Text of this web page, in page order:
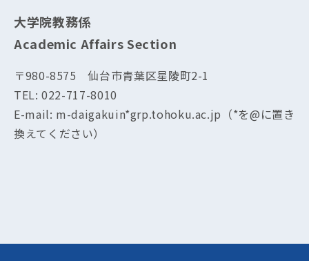
大学院教務係
Academic Affairs Section
〒980-8575 仙台市青葉区星陵町2-1
TEL: 022-717-8010
E-mail: m-daigakuin*grp.tohoku.ac.jp（*を@に置き
換えてください）